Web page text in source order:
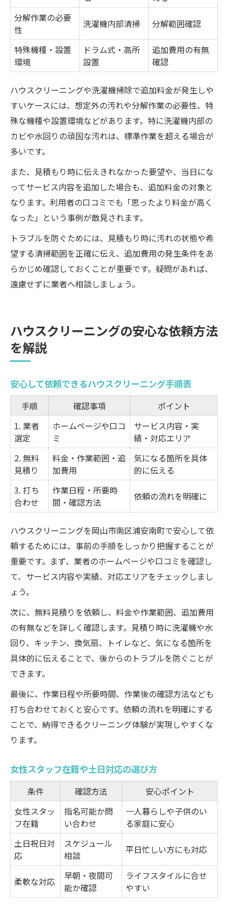
分解作業の必要
性
洗濯機内部清掃 分解範囲確認
特殊機種・設置
環境
ドラム式・高所
設置
追加費用の有無
確認
ハウスクリーニングや洗濯機掃除で追加料金が発生しや
すいケースには、想定外の汚れや分解作業の必要性、特
殊な機種や設置環境などがあります。特に洗濯機内部の
カビや水回りの頑固な汚れは、標準作業を超える場合が
多いです。
また、見積もり時に伝えきれなかった要望や、当日にな
ってサービス内容を追加した場合も、追加料金の対象と
なります。利用者の口コミでも「思ったより料金が高く
なった」という事例が散見されます。
トラブルを防ぐためには、見積もり時に汚れの状態や希
望する清掃範囲を正確に伝え、追加費用の発生条件をあ
らかじめ確認しておくことが重要です。疑問があれば、
遠慮せずに業者へ相談しましょう。
ハウスクリーニングの安心な依頼方法
を解説
安心して依頼できるハウスクリーニング手順表
手順 確認事項
ポイント
1. 業者
選定
ホームページや口コ
ミ
サービス内容・実
績・対応エリア
2. 無料
見積り
料金・作業範囲・追
加費用
気になる箇所を具体
的に伝える
3. 打ち
合わせ
作業日程・所要時
間・確認方法
依頼の流れを明確に
ハウスクリーニングを岡山市南区浦安南町で安心して依
頼するためには、事前の手順をしっかり把握することが
重要です。まず、業者のホームページや口コミを確認し
て、サービス内容や実績、対応エリアをチェックしまし
ょう。
次に、無料見積りを依頼し、料金や作業範囲、追加費用
の有無などを詳しく確認します。見積り時に洗濯機や水
回り、キッチン、換気扇、トイレなど、気になる箇所を
具体的に伝えることで、後からのトラブルを防ぐことが
できます。
最後に、作業日程や所要時間、作業後の確認方法なども
打ち合わせておくと安心です。依頼の流れを明確にする
ことで、納得できるクリーニング体験が実現しやすくな
ります。
女性スタッフ在籍や土日対応の選び方
条件 確認方法
安心ポイント
女性スタッ
フ在籍
指名可能か問
い合わせ
一人暮らしや子供のい
る家庭に安心
土日祝日対
応
スケジュール
相談
平日忙しい方にも対応
柔軟な対応
早朝・夜間可
能か確認
ライフスタイルに合せ
やすい